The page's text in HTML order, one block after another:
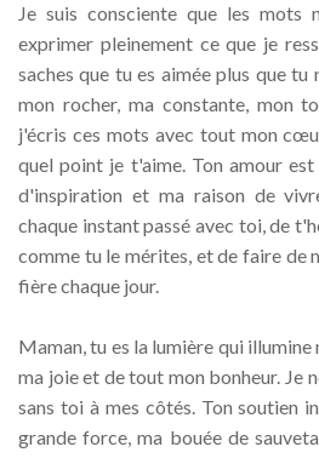
Je suis consciente que les mots
exprimer pleinement ce que je
saches que tu es aimée plus que tu
mon rocher, ma constante, mon
j'écris ces mots avec tout mon
quel point je t'aime. Ton amour
d'inspiration et ma raison de
chaque instant passé avec toi, de
comme tu le mérites, et de faire de
fière chaque jour.
Maman, tu es la lumière qui
ma joie et de tout mon bonheur. Je
sans toi à mes côtés. Ton soutien
grande force, ma bouée de